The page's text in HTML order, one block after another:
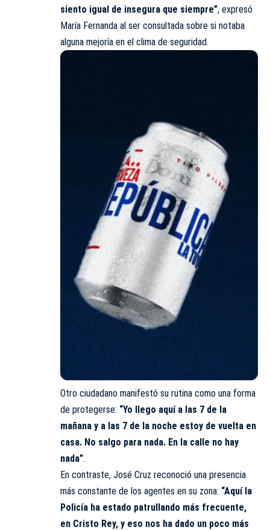
siento igual de insegura que siempre”, expresó
María Fernanda al ser consultada sobre si notaba
alguna mejoría en el clima de seguridad.
Otro ciudadano manifestó su rutina como una forma
de protegerse: “Yo llego aquí a las 7 de la
mañana y a las 7 de la noche estoy de vuelta en
casa. No salgo para nada. En la calle no hay
nada”.
En contraste, José Cruz reconoció una presencia
más constante de los agentes en su zona: “Aquí la
Policía ha estado patrullando más frecuente,
en Cristo Rey, y eso nos ha dado un poco más